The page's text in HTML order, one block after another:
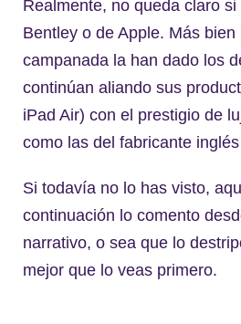
Realmente, no queda claro
Bentley o de Apple. Más
campanada la han dado los
continúan aliando sus
iPad Air) con el prestigio de
como las del fabricante
Si todavía no lo has visto,
continuación lo comento
narrativo, o sea que lo
mejor que lo veas primero.